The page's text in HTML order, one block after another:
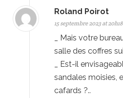
Roland Poirot
15 septembre 2023 at 20h18
_ Mais votre
salle des coffres
_ Est-il
sandales moisies,
cafards ?..